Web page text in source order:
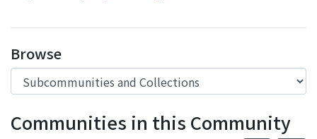
Browse
Communities in this Community